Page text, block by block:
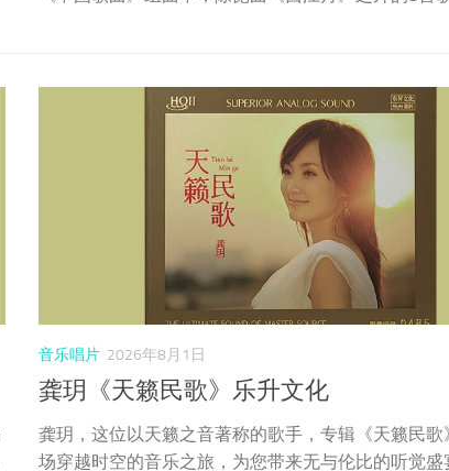
音乐唱片 2026年8月1日
龚玥《天籁民歌》乐升文化
龚玥，这位以天籁之音著称的歌手，专辑《天籁民歌